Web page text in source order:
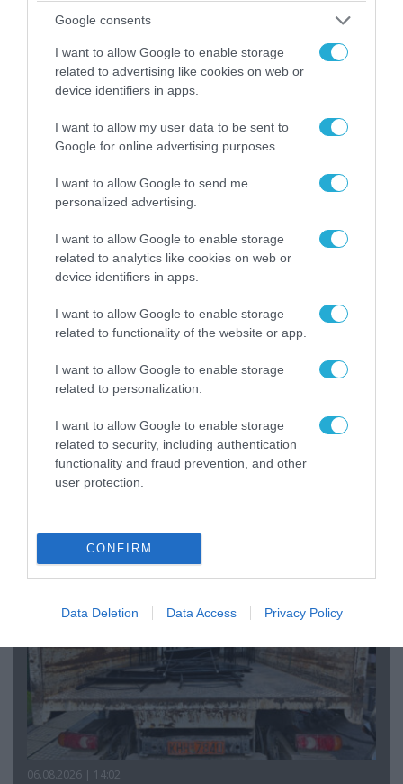
Google consents
I want to allow Google to enable storage
related to advertising like cookies on web or
device identifiers in apps.
I want to allow my user data to be sent to
Google for online advertising purposes.
I want to allow Google to send me
personalized advertising.
I want to allow Google to enable storage
related to analytics like cookies on web or
device identifiers in apps.
I want to allow Google to enable storage
related to functionality of the website or app.
I want to allow Google to enable storage
related to personalization.
I want to allow Google to enable storage
related to security, including authentication
functionality and fraud prevention, and other
user protection.
CONFIRM
Data Deletion Data Access Privacy Policy
08.08.2026 | 09:02
«Η απόλυτη τραγωδία»: Η «αιχμηρή» ανάρτηση
του Αρκά για τα τατουάζ (φωτο)
07.08.2026 | 20:02
Ο Γιάννης Αλαφούζος «τέλειωσε» τον
Κωνσταντίνο Ζούλα από τον ΣΚΑΪ – Ο λόγος της
06.08.2026 | 14:02